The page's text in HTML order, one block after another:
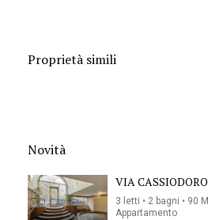
Proprietà simili
Novità
VIA
3 letti • 2 bagni • 90
Appartamento